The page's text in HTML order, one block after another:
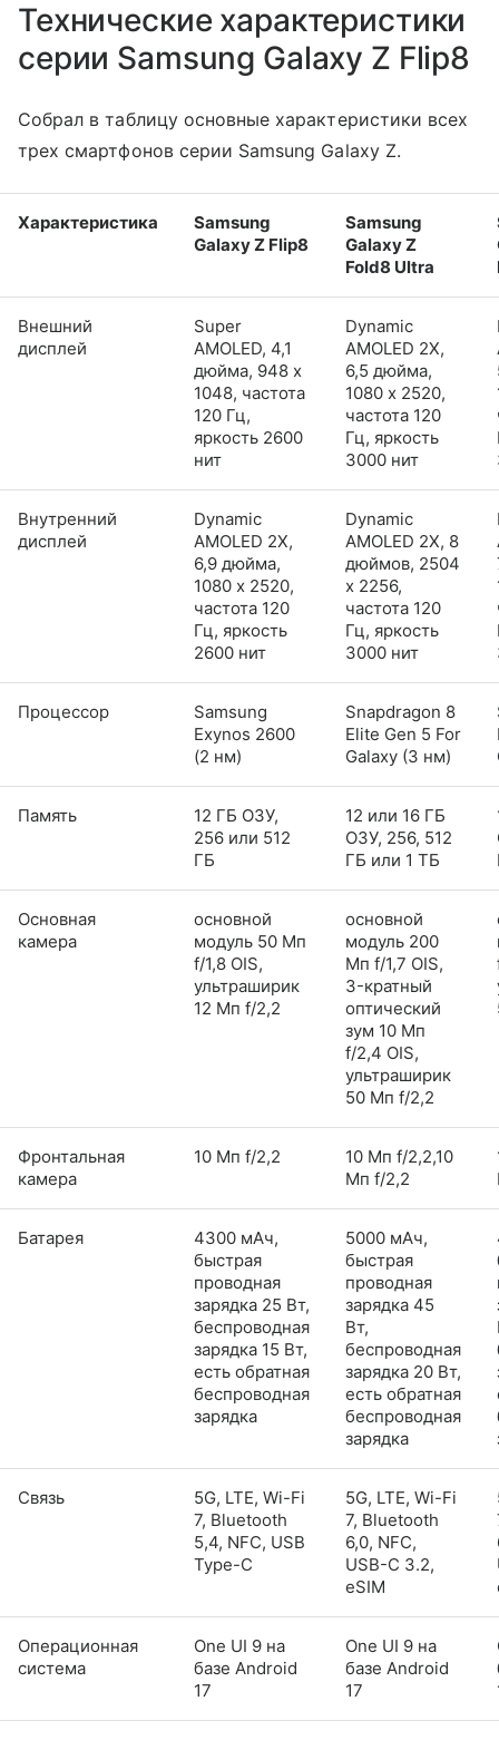
Технические характеристики
серии Samsung Galaxy Z Flip8
Собрал в таблицу основные характеристики всех
трех смартфонов серии Samsung Galaxy Z.
Характеристика
Samsung
Galaxy Z Flip8
Samsung
Galaxy Z
Fold8 Ultra
Внешний
дисплей
Super
AMOLED, 4,1
дюйма, 948 x
1048, частота
120 Гц,
яркость 2600
нит
Dynamic
AMOLED 2X,
6,5 дюйма,
1080 x 2520,
частота 120
Гц, яркость
3000 нит
Внутренний
дисплей
Dynamic
AMOLED 2X,
6,9 дюйма,
1080 x 2520,
частота 120
Гц, яркость
2600 нит
Dynamic
AMOLED 2X, 8
дюймов, 2504
x 2256,
частота 120
Гц, яркость
3000 нит
Процессор
Samsung
Exynos 2600
(2 нм)
Snapdragon 8
Elite Gen 5 For
Galaxy (3 нм)
Память
12 ГБ ОЗУ,
256 или 512
ГБ
12 или 16 ГБ
ОЗУ, 256, 512
ГБ или 1 ТБ
Основная
камера
основной
модуль 50 Мп
f/1,8 OIS,
ультраширик
12 Мп f/2,2
основной
модуль 200
Мп f/1,7 OIS,
3-кратный
оптический
зум 10 Мп
f/2,4 OIS,
ультраширик
50 Мп f/2,2
Фронтальная
камера
10 Мп f/2,2
10 Мп f/2,2,10
Мп f/2,2
Батарея
4300 мАч,
быстрая
проводная
зарядка 25 Вт,
беспроводная
зарядка 15 Вт,
есть обратная
беспроводная
зарядка
5000 мАч,
быстрая
проводная
зарядка 45
Вт,
беспроводная
зарядка 20 Вт,
есть обратная
беспроводная
зарядка
Связь
5G, LTE, Wi-Fi
7, Bluetooth
5,4, NFC, USB
Type-C
5G, LTE, Wi-Fi
7, Bluetooth
6,0, NFC,
USB-C 3.2,
eSIM
Операционная
система
One UI 9 на
базе Android
17
One UI 9 на
базе Android
17